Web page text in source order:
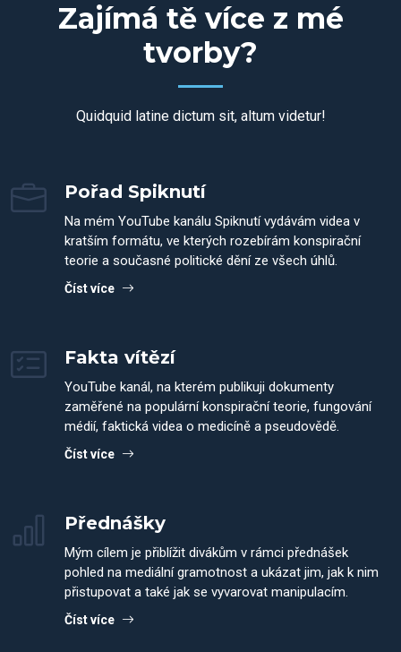
Zajímá tě více z mé
tvorby?
Quidquid latine dictum sit, altum videtur!
Pořad Spiknutí
Na mém YouTube kanálu Spiknutí vydávám videa v
kratším formátu, ve kterých rozebírám konspirační
teorie a současné politické dění ze všech úhlů.
Číst více
Fakta vítězí
YouTube kanál, na kterém publikuji dokumenty
zaměřené na populární konspirační teorie, fungování
médií, faktická videa o medicíně a pseudovědě.
Číst více
Přednášky
Mým cílem je přiblížit divákům v rámci přednášek
pohled na mediální gramotnost a ukázat jim, jak k nim
přistupovat a také jak se vyvarovat manipulacím.
Číst více